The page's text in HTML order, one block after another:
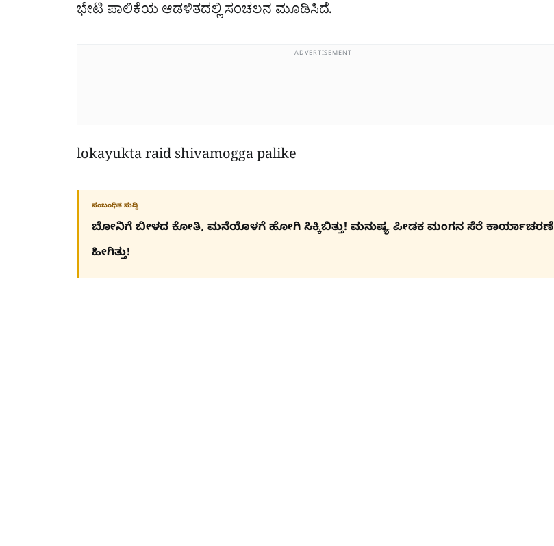
ಭೇಟಿ ಪಾಲಿಕೆಯ ಆಡಳಿತದಲ್ಲಿ ಸಂಚಲನ ಮೂಡಿಸಿದೆ.
ADVERTISEMENT
lokayukta raid shivamogga palike
ಸಂಬಂಧಿತ ಸುದ್ದಿ
ಬೋನಿಗೆ ಬೀಳದ ಕೋತಿ, ಮನೆಯೊಳಗೆ ಹೋಗಿ ಸಿಕ್ಕಿಬಿತ್ತು! ಮನುಷ್ಯ ಪೀಡಕ ಮಂಗನ ಸೆರೆ ಕಾರ್ಯಾಚರಣೆ
ಹೀಗಿತ್ತು!